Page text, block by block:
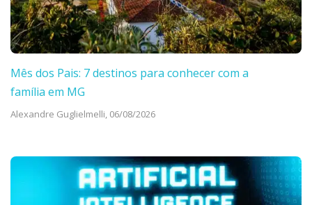
Mês dos Pais: 7 destinos para conhecer com a
família em MG
Alexandre Guglielmelli, 06/08/2026